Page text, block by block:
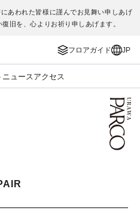
あわれた皆様に謹んでお見舞い申しあげ
旧を、心よりお祈り申しあげます。
フロアガイド JP
ニュース アクセス